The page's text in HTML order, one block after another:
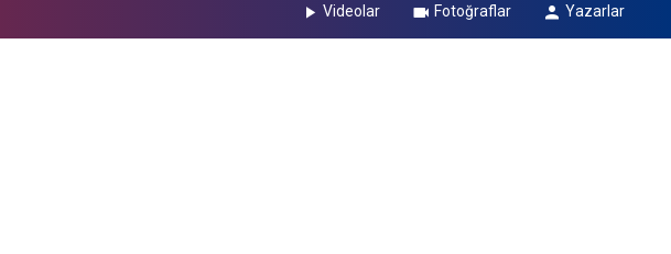
Videolar Fotoğraflar Yazarlar